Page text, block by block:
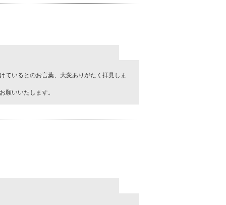
ているとのお言葉、大変ありがたく拝見しま
願いいたします。